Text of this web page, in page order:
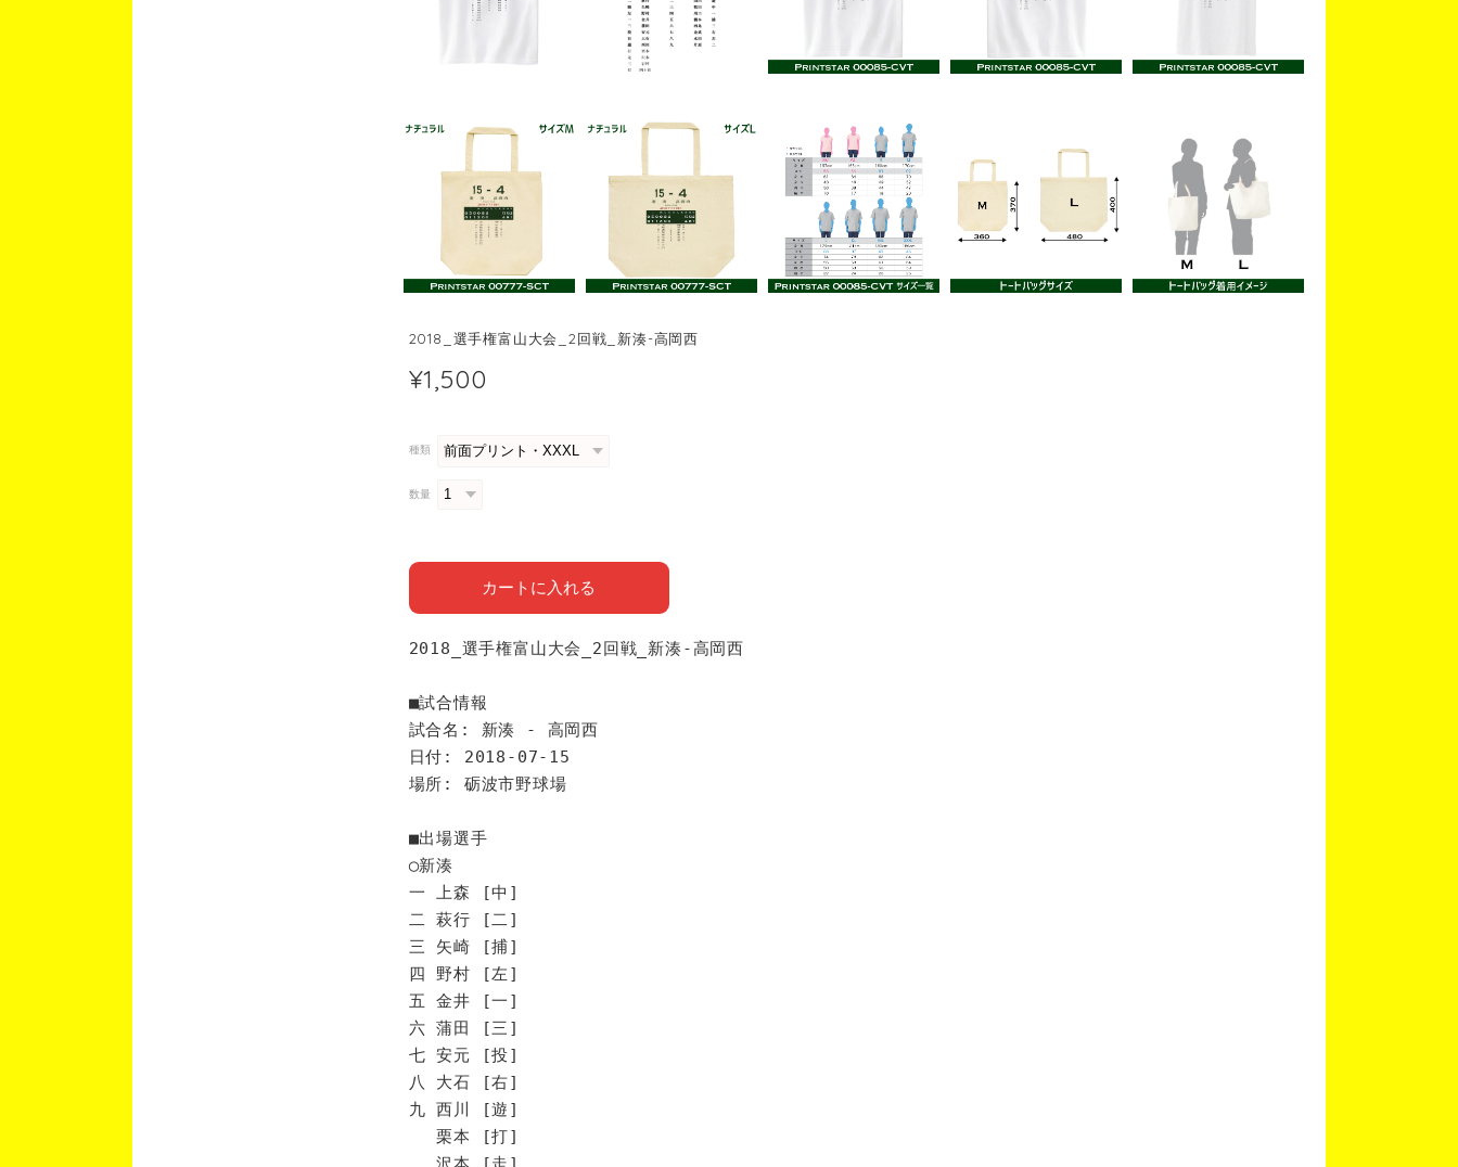
2018_選手権富山大会_2回戦_新湊-高岡西
¥1,500
種類
数量
カートに入れる
2018_選手権富山大会_2回戦_新湊-高岡西
■試合情報
試合名: 新湊 - 高岡西
日付: 2018-07-15
場所: 砺波市野球場
■出場選手
◯新湊
一 上森 [中]
二 萩行 [二]
三 矢崎 [捕]
四 野村 [左]
五 金井 [一]
六 蒲田 [三]
七 安元 [投]
八 大石 [右]
九 西川 [遊]
栗本 [打]